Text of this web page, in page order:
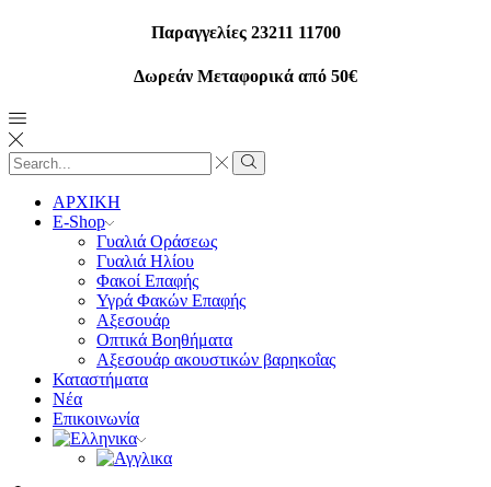
Παραγγελίες 23211 11700
Δωρεάν Μεταφορικά από 50€
Search
input
Search
ΑΡΧΙΚΗ
E-Shop
Γυαλιά Οράσεως
Γυαλιά Ηλίου
Φακοί Επαφής
Υγρά Φακών Επαφής
Αξεσουάρ
Οπτικά Βοηθήματα
Αξεσουάρ ακουστικών βαρηκοΐας
Καταστήματα
Νέα
Επικοινωνία